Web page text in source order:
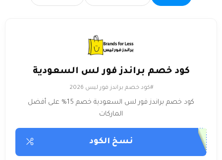
كود خصم براندز فور لس السعودية
#كود خصم براندز فور ليس 2026
كود خصم براندز فور لس السعودية خصم 15% على أفضل
الماركات
نسخ الكود